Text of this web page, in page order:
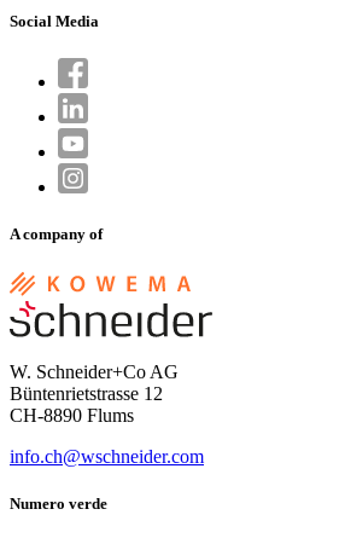
Social Media
A company of
W. Schneider+Co AG
Büntenrietstrasse 12
CH-8890 Flums
info.ch@wschneider.com
Numero verde